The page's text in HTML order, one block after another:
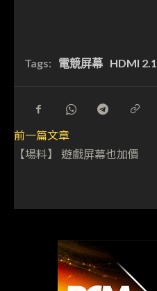
Tags: 電競屏幕 HDMI 2.1
前一篇文章
【場料】 遊戲屏幕也加價